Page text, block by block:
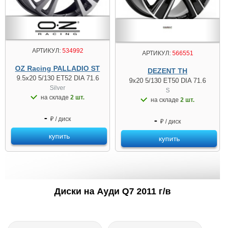
АРТИКУЛ:534992
OZ Racing PALLADIO ST
9.5x20 5/130 ET52 DIA 71.6
Silver
на складе 2 шт.
- ₽ / диск
купить
АРТИКУЛ:566551
DEZENT TH
9x20 5/130 ET50 DIA 71.6
S
на складе 2 шт.
- ₽ / диск
купить
Диски на Ауди Q7 2011 г/в